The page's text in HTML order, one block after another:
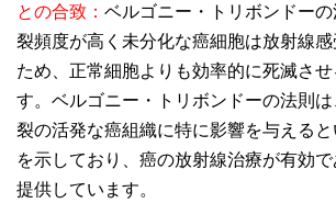
との合致： ベルゴニー・トリボンドー
裂頻度が高く未分化な癌細胞は放射線
ため、正常細胞よりも効率的に死滅させ
す。ベルゴニー・トリボンドーの法則
裂の活発な癌組織に特に影響を与える
を示しており、癌の放射線治療が有効
提供しています。